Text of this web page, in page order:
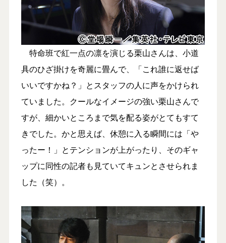
特命班で紅一点の凛を演じる栗山さんは、小道
具のひざ掛けを奇麗に畳んで、「これ誰に返せば
いいですかね？」とスタッフの人に声をかけられ
ていました。クールなイメージの強い栗山さんで
すが、細かいところまで気を配る姿がとてもすて
きでした。かと思えば、休憩に入る瞬間には「や
ったー！」とテンションが上がったり、そのギャ
ップに同性の記者も見ていてキュンとさせられま
した（笑）。